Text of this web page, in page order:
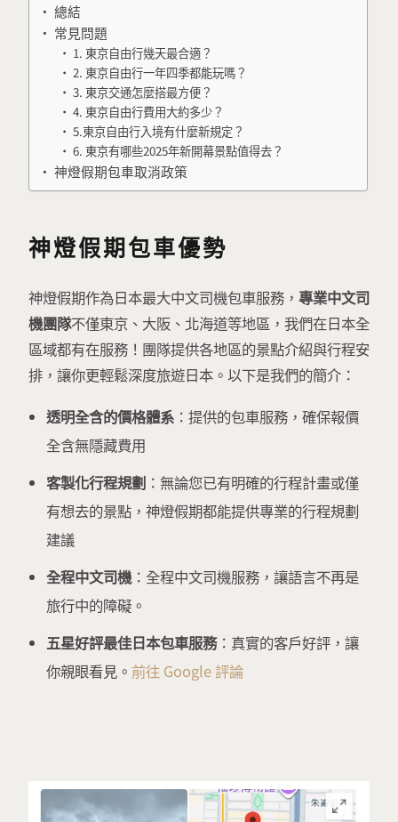
總結
常見問題
1. 東京自由行幾天最合適？
2. 東京自由行一年四季都能玩嗎？
3. 東京交通怎麼搭最方便？
4. 東京自由行費用大約多少？
5.東京自由行入境有什麼新規定？
6. 東京有哪些2025年新開幕景點值得去？
神燈假期包車取消政策
神燈假期包車優勢
神燈假期作為日本最大中文司機包車服務， 專業中文司
機團隊不僅東京、大阪、北海道等地區，我們在日本全
區域都有在服務！團隊提供各地區的景點介紹與行程安
排，讓你更輕鬆深度旅遊日本。以下是我們的簡介：
透明全含的價格體系 ：提供的包車服務，確保報價
全含無隱藏費用
客製化行程規劃 ：無論您已有明確的行程計畫或僅
有想去的景點，神燈假期都能提供專業的行程規劃
建議
全程中文司機：全程中文司機服務，讓語言不再是
旅行中的障礙。
五星好評最佳日本包車服務：真實的客戶好評，讓
你親眼看見。 前往 Google 評論